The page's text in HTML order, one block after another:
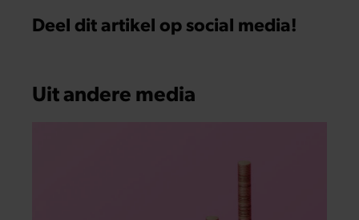
Deel dit artikel op social media!
Uit andere media